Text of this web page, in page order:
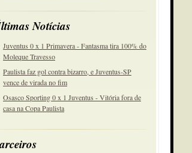
Notícias
Juventus 0 x 1 Primavera - Fantasma tira 100% do
Moleque Travesso
Paulista faz gol contra bizarro, e Juventus-SP
vence de virada no fim
Osasco Sporting 0 x 1 Juventus - Vitória fora de
casa na Copa Paulista